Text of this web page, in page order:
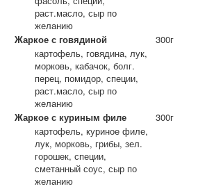
раст.масло, сыр по
желанию
Жаркое с говядиной
300г
картофель, говядина, лук,
морковь, кабачок, болг.
перец, помидор, специи,
раст.масло, сыр по
желанию
Жаркое с куриным филе
300г
картофель, куриное филе,
лук, морковь, грибы, зел.
горошек, специи,
сметанный соус, сыр по
желанию